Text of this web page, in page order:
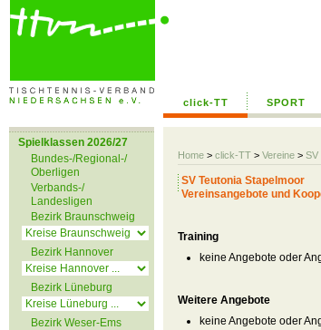
click-TT SPORT
Home > click-TT > Vereine > SV
Spielklassen 2026/27
Bundes-/Regional-/
Oberligen
Verbands-/
Landesligen
Bezirk Braunschweig
Bezirk Hannover
Bezirk Lüneburg
Bezirk Weser-Ems
SV Teutonia Stapelmoor
Vereinsangebote und
Training
keine Angebote oder
Weitere Angebote
keine Angebote oder